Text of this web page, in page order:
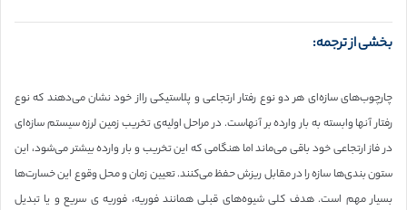
بخشی از ترجمه:
چارچوب‌های سازه‌ای هر دو نوع رفتار ارتجاعی و پلاستیکی رااز خود نشان می‌دهند که نوع
رفتار آنها وابسته به بار وارده بر آنهاست. در مراحل اولیه‌ی تخریب زمین لرزه سیستم سازه‌ای
در فاز ارتجاعی خود باقی می‌ماند اما هنگامی که این تخریب و بار وارده بیشتر می‌شود، این
ستون بندی‌ها سازه را در مقابل ریزش حفظ می‌کنند. تعیین زمان و محل وقوع این خسارت‌ها
بسیار مهم است. هدف کلی شیوه‌های قبلی همانند فوریه، فوریه ی سریع و یا تبدیل